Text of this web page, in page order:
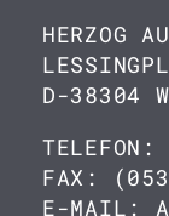
HERZOG
D-38304
FAX:
E-MAIL: